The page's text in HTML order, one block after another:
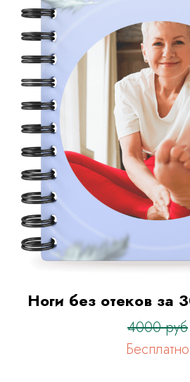
Ноги без отеков за
4000 руб
Бесплатно